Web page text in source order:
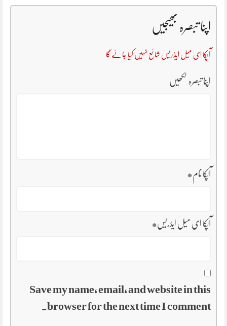
اپنا تبصرہ بھیجیں
آپکا ای میل ایڈریس شائع نہیں کیا جائے گا
اپنا تبصرہ لکھیں
آپکا نام*
آپکا ای میل ایڈریس*
Save my name, email, and website in this
browser for the next time I comment.